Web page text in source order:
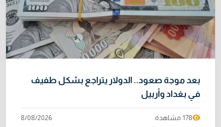
بعد موجة صعود.. الدولار يتراجع بشكل طفيف
في بغداد وأربيل
178 مشاهدة 8/08/2026